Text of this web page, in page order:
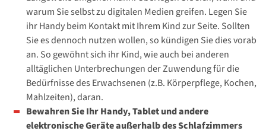
warum Sie selbst zu digitalen Medien greifen. Legen Sie
ihr Handy beim Kontakt mit Ihrem Kind zur Seite. Sollten
Sie es dennoch nutzen wollen, so kündigen Sie dies vorab
an. So gewöhnt sich ihr Kind, wie auch bei anderen
alltäglichen Unterbrechungen der Zuwendung für die
Bedürfnisse des Erwachsenen (z.B. Körperpflege, Kochen,
Mahlzeiten), daran.
Bewahren Sie Ihr Handy, Tablet und andere
elektronische Geräte außerhalb des Schlafzimmers